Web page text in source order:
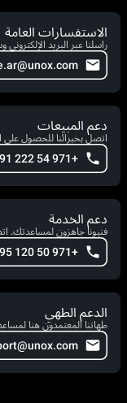
الاستفسارات العامة
راسلنا عبر البريد
دعم المبيعات
اتصل بخبرائنا للحصول على
+971 54 222 2491
دعم الخدمة
فنيونا جاهزون لمساعدتك.
+971 50 120 2695
الدعم الطهي
طهاتنا المعتمدون هنا